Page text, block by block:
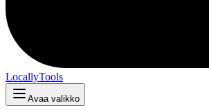
LocallyTools
Avaa valikko